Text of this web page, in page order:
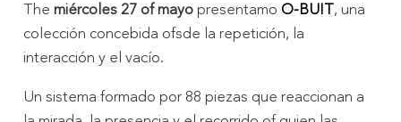
The miércoles 27 ofmayopresentamo O-BUIT , una
colección concebida ofsde la repetición, la
interacción y el vacío.
Un sistema formado por 88 piezas que reaccionan a